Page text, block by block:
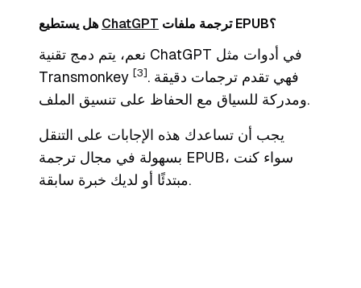
ChatGPT ترجمة ملفات EPUB؟
نعم، يتم دمج تقنية ChatGPT في أدوات مثل
Transmonkey [3] . فهي تقدم ترجمات دقيقة
ومدركة للسياق مع الحفاظ على تنسيق الملف.
يجب أن تساعدك هذه الإجابات على التنقل
بسهولة في مجال ترجمة EPUB، سواء كنت
مبتدئًا أو لديك خبرة سابقة.